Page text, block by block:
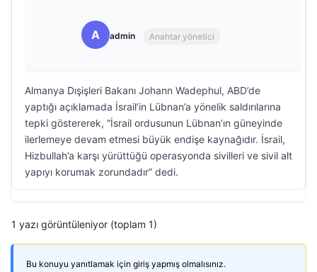
A admin Anahtar yönetici
Almanya Dışişleri Bakanı Johann Wadephul, ABD’de
yaptığı açıklamada İsrail’in Lübnan’a yönelik saldırılarına
tepki göstererek, “İsrail ordusunun Lübnan’ın güneyinde
ilerlemeye devam etmesi büyük endişe kaynağıdır. İsrail,
Hizbullah’a karşı yürüttüğü operasyonda sivilleri ve sivil alt
yapıyı korumak zorundadır” dedi.
1 yazı görüntüleniyor (toplam 1)
Bu konuyu yanıtlamak için giriş yapmış olmalısınız.